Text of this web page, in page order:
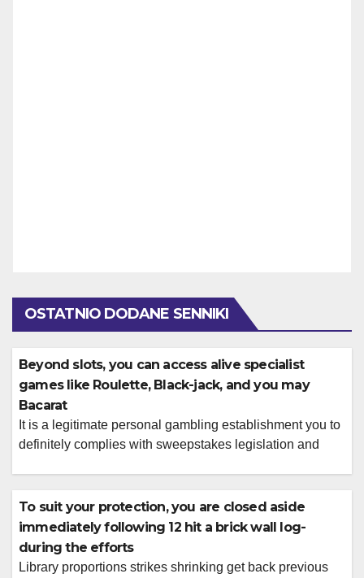
OSTATNIO DODANE SENNIKI
Beyond slots, you can access alive specialist
games like Roulette, Black-jack, and you may
Bacarat
It is a legitimate personal gambling establishment you to
definitely complies with sweepstakes legislation and
email address and you may located totally free Coins
When the Spree adds a great tiered system, also a
simple facts track […]
To suit your protection, you are closed aside
immediately following 12 hit a brick wall log-
during the efforts
Library proportions strikes shrinking get back previous